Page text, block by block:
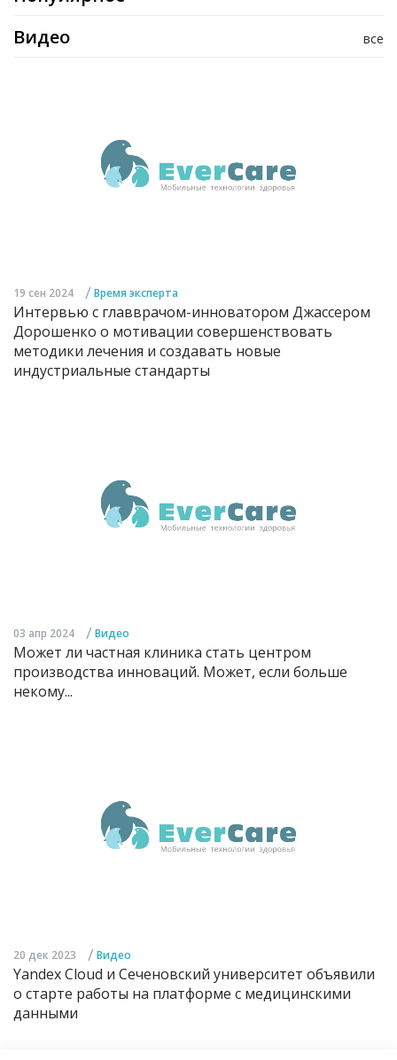
все
Видео
19 сен 2024 / Время эксперта
Интервью с главврачом-инноватором Джассером
Дорошенко о мотивации совершенствовать
методики лечения и создавать новые
индустриальные стандарты
03 апр 2024 / Видео
Может ли частная клиника стать центром
производства инноваций. Может, если больше
некому...
20 дек 2023 / Видео
Yandex Cloud и Сеченовский университет объявили
о старте работы на платформе с медицинскими
данными